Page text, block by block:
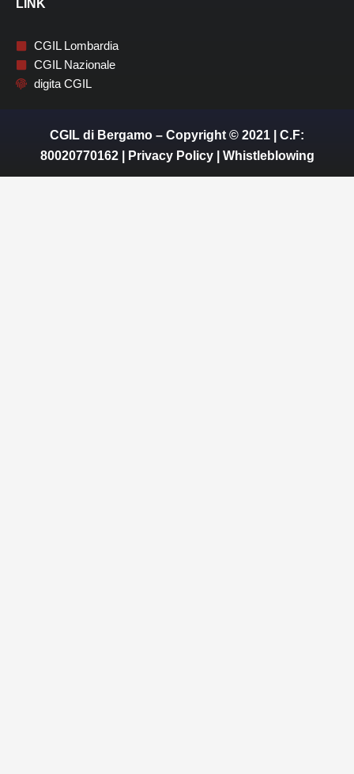
LINK
CGIL Lombardia
CGIL Nazionale
digita CGIL
CGIL di Bergamo – Copyright © 2021 | C.F:
80020770162 |
Privacy Policy| Whistleblowing